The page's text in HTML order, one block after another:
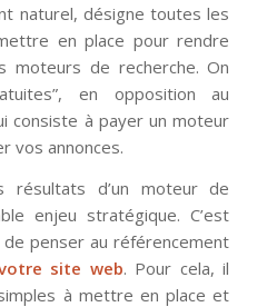
naturel, désigne toutes les
en place pour rendre
de recherche. On
en opposition au
consiste à payer un moteur
vos annonces.
résultats d’un moteur de
enjeu stratégique. C’est
penser au référencement
site web. Pour cela, il
à mettre en place et